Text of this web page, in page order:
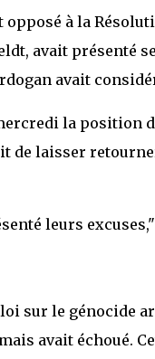
à la
avait présenté
avait
la position
de laisser
leurs
sur le génocide
avait échoué.